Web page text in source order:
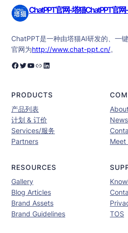
ChatPPT官网-塔猫ChatPPT官
ChatPPT是一种由塔猫AI研发的、一
官网为http://www.chat-ppt.cn/。
Facebook Twitter YouTube 链接 LinkedIn
PRODUCTS
产品列表
计划 & 订价
Services/服务
Partners
Meet
RESOURCES
Gallery
Blog Articles
Brand Assets
Brand Guidelines
TOS